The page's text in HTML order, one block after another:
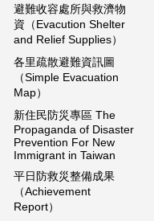
避難收容處所與救濟物
資（Evacution Shelter
and Relief Supplies）
各里疏散避難資訊圖
（Simple Evacuation
Map）
新住民防災專區 The
Propaganda of Disaster
Prevention For New
Immigrant in Taiwan
平日防救災整備成果
（Achievement
Report）